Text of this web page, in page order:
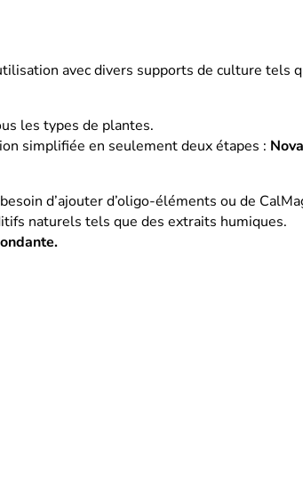
avec divers supports de culture tels
les types de plantes.
simplifiée en seulement deux étapes :
d’ajouter d’oligo-éléments ou de
naturels tels que des extraits humiques.